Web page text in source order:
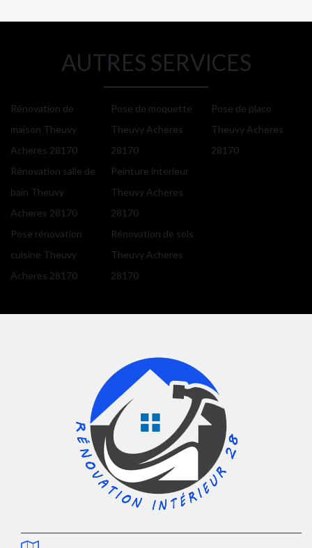
AUTRES SERVICES
Rénovation de
maison Theuvy
Acheres 28170
Rénovation salle de
bain Theuvy
Acheres 28170
Pose rénovation
cuisine Theuvy
Acheres 28170
Pose de moquette
Theuvy Acheres
28170
Peinture interieur
Theuvy Acheres
28170
Rénovation de sols
Theuvy Acheres
28170
Pose de placo
Theuvy Acheres
28170